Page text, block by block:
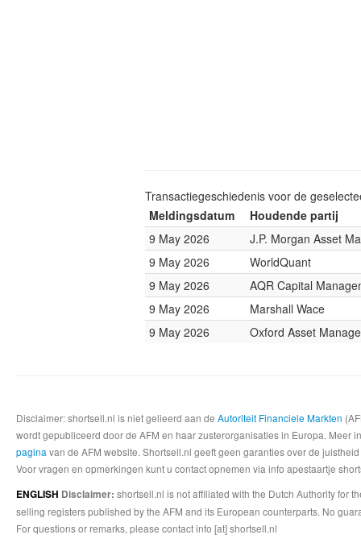
Transactiegeschiedenis voor de
Meldingsdatum
Houdende partij
9 May 2026
J.P. Morgan Asset
9 May 2026
WorldQuant
9 May 2026
AQR Capital
9 May 2026
Marshall Wace
9 May 2026
Oxford Asset
Disclaimer: shortsell.nl is niet gelieerd aan de Autoriteit Financiele Markten
wordt gepubliceerd door de AFM en haar zusterorganisaties in Europa.
pagina van de AFM website. Shortsell.nl geeft geen garanties over de
Voor vragen en opmerkingen kunt u contact opnemen via info apestaartje
ENGLISH Disclaimer: shortsell.nl is not affiliated with the Dutch Authority for
selling registers published by the AFM and its European counterparts. No
For questions or remarks, please contact info [at] shortsell.nl